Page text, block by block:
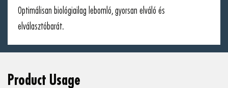
Optimálisan biológiailag lebomló, gyorsan elváló és
elválasztóbarát.
Product Usage